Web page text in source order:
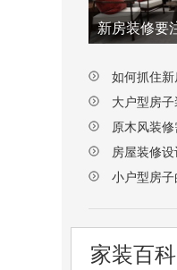
家装百科